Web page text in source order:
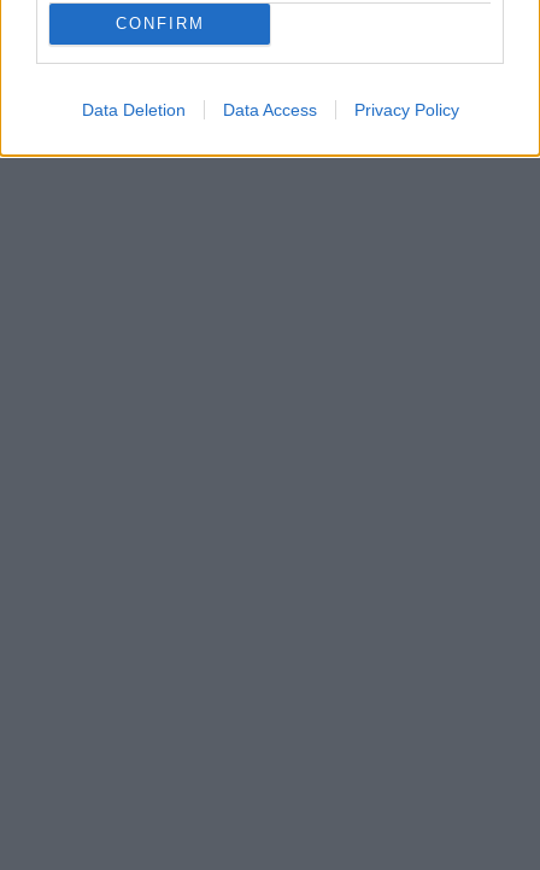
CONFIRM
Data Deletion Data Access Privacy Policy